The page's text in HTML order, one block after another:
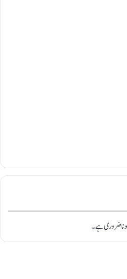
ضروری ہے۔